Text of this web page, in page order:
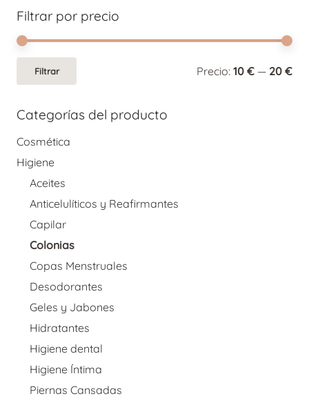
Filtrar por precio
Filtrar Precio: 10 € — 20 €
Categorías del producto
Cosmética
Higiene
Aceites
Anticelulíticos y Reafirmantes
Capilar
Colonias
Copas Menstruales
Desodorantes
Geles y Jabones
Hidratantes
Higiene dental
Higiene Íntima
Piernas Cansadas